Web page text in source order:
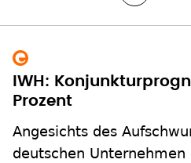
IWH:
Prozent
Angesichts des
deutschen